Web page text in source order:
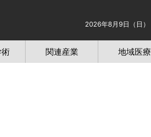
2026年8月9日（日）
関連産業 地域医療